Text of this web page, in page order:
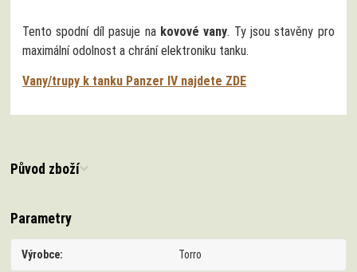
Tento spodní díl pasuje na kovové vany. Ty jsou stavěny pro
maximální odolnost a chrání elektroniku tanku.
Vany/trupy k tanku Panzer IV najdete ZDE
Původ zboží
Parametry
Výrobce Torro